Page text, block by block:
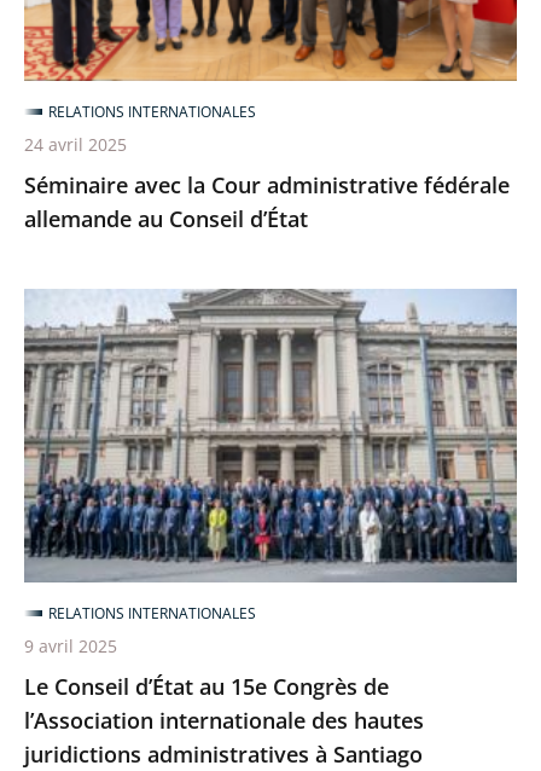
au
Conseil
d’État
Séminaire avec la Cour administrative fédérale
allemande au Conseil d’État
RELATIONS INTERNATIONALES
24 avril 2025
Conseil
d’État
au
15e
Congrès
de
l’Association
internationale
des
hautes
juridictions
administratives
à
Le Conseil d’État au 15e Congrès de
l’Association internationale des hautes
juridictions administratives à Santiago
RELATIONS INTERNATIONALES
9 avril 2025